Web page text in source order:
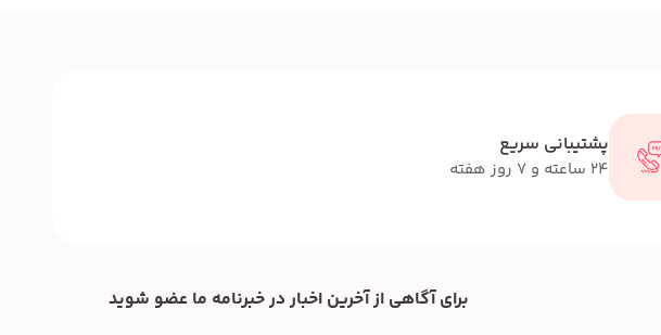
پشتیبانی سریع
24 ساعته و 7 روز هفته
برای آگاهی از آخرین اخبار در خبرنامه ما عضو شوید